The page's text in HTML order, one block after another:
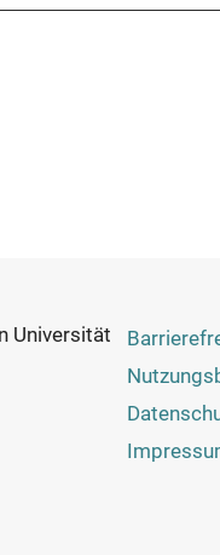
Universität
Footer
Menu